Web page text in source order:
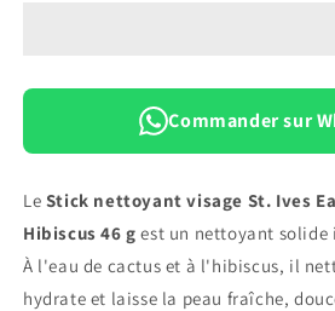
Ives
&amp;
Hibiscus
—
46
g
Ives
Eau
&amp;
Hibiscus
—
46
g
Commander sur
Le Stick nettoyant visage St. Ives
Hibiscus 46 g est un nettoyant solide
À l'eau de cactus et à l'hibiscus, il
hydrate et laisse la peau fraîche,